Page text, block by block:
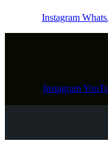
Instagram
Instagram